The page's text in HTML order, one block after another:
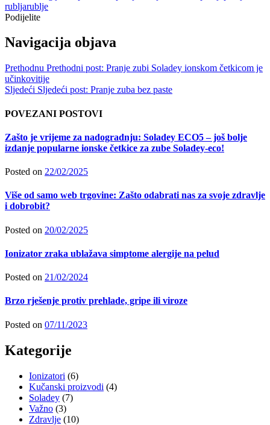
rubljarublje
Podijelite
Navigacija objava
Prethodnu Prethodni post: Pranje zubi Soladey ionskom četkicom je
učinkovitije
Sljedeći Sljedeći post: Pranje zuba bez paste
POVEZANI POSTOVI
Zašto je vrijeme za nadogradnju: Soladey ECO5 – još bolje
izdanje popularne ionske četkice za zube Soladey-eco!
Posted on 22/02/2025
Više od samo web trgovine: Zašto odabrati nas za svoje zdravlje
i dobrobit?
Posted on 20/02/2025
Ionizator zraka ublažava simptome alergije na pelud
Posted on 21/02/2024
Brzo rješenje protiv prehlade, gripe ili viroze
Posted on 07/11/2023
Kategorije
Ionizatori (6)
Kučanski proizvodi (4)
Soladey (7)
Važno (3)
Zdravlje (10)